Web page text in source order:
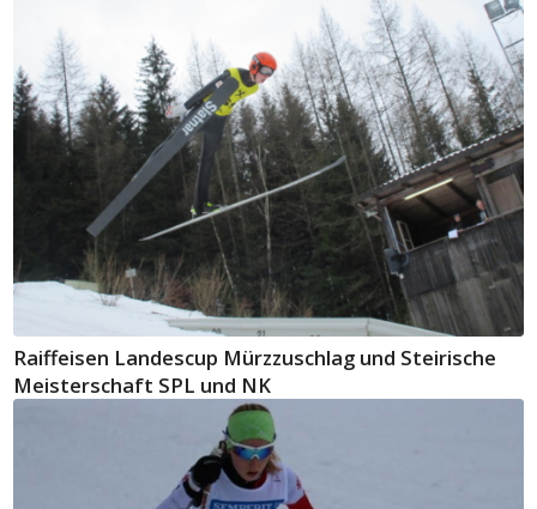
Raiffeisen Landescup Mürzzuschlag und Steirische
Meisterschaft SPL und NK